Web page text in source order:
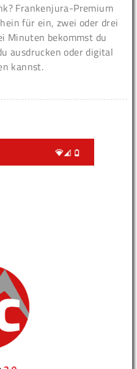
Frankenjura-Premium
für ein, zwei oder drei
Minuten bekommst du
ausdrucken oder digital
kannst.